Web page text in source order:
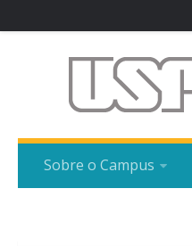
Sobre o Campus